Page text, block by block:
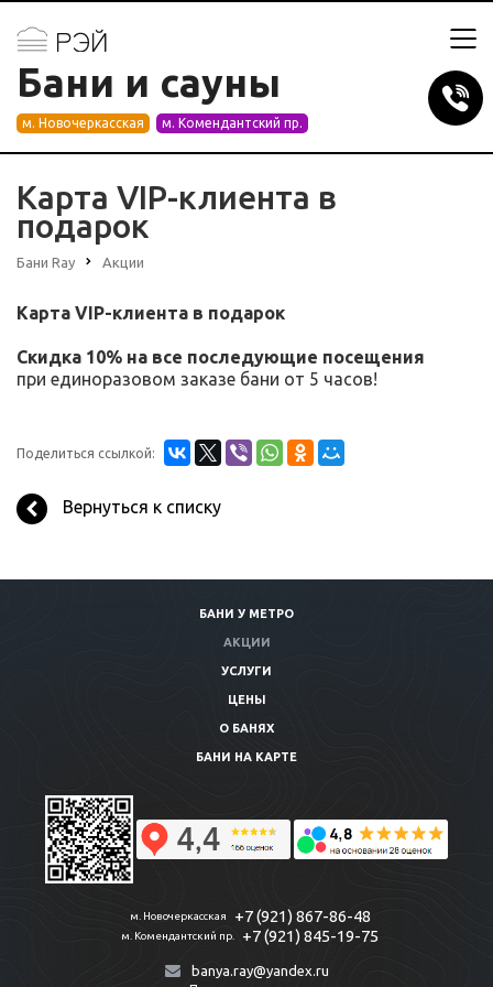
Бани и сауны
м. Новочеркасская м. Комендантский пр.
Карта VIP-клиента в
подарок
Бани Ray Акции
Карта VIP-клиента в подарок
Скидка 10% на все последующие посещения
при единоразовом заказе бани от 5 часов!
Поделиться ссылкой:
Вернуться к списку
БАНИ У МЕТРО
АКЦИИ
УСЛУГИ
ЦЕНЫ
О БАНЯХ
БАНИ НА КАРТЕ
м. Новочеркасская +7 (921) 867-86-48
м. Комендантский пр. +7 (921) 845-19-75
banya.ray@yandex.ru